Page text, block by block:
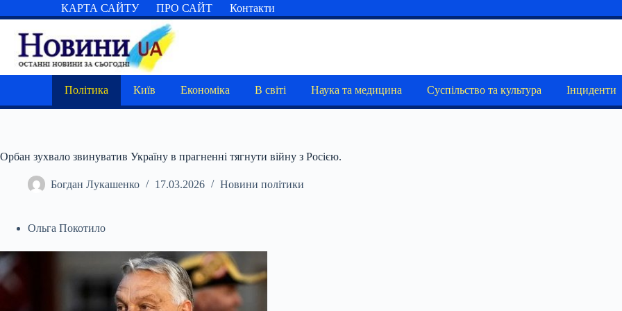
до
вмісту
КАРТА САЙТУ ПРО САЙТ Контакти
Політика Київ Економіка В світі Наука та медицина Суспільство та культура Інциденти
Орбан зухвало звинуватив Україну в прагненні тягнути війну з Росією.
Богдан Лукашенко 17.03.2026 Новини політики
Ольга Покотило